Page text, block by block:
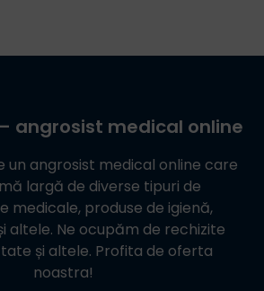
– angrosist medical online
un angrosist medical online care
largă de diverse tipuri de
medicale, produse de igienă,
altele. Ne ocupăm de rechizite
și altele. Profita de oferta
noastra!